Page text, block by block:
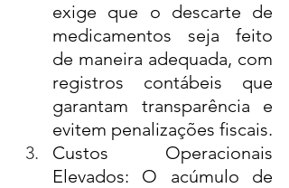
exige que o descarte de
medicamentos seja feito
de maneira adequada, com
registros contábeis que
garantam transparência e
evitem penalizações fiscais.
Custos Operacionais
Elevados: O acúmulo de